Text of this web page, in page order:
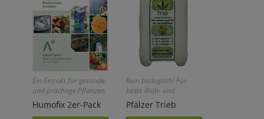
Ein Extrakt für gesunde
und prächtige Pflanzen
- aus der
Benediktinerinnenabtei
Humofix 2er-Pack
Rein biologisch! Für
beste Blüh- und
Ernteergebnisse!
Pfälzer Trieb